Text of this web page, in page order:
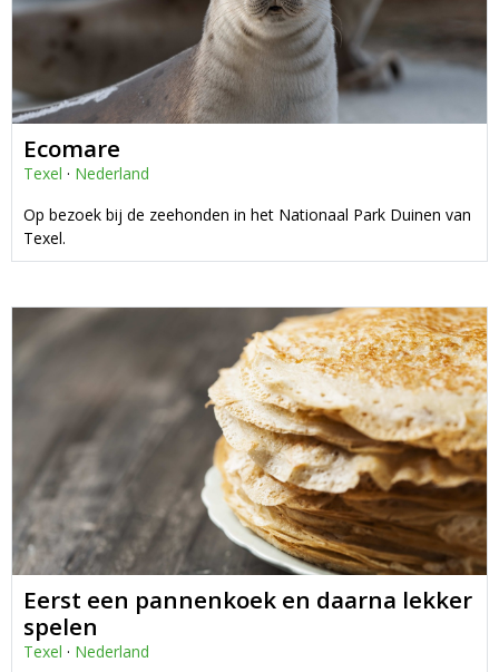
Ecomare
Texel · Nederland
Op bezoek bij de zeehonden in het Nationaal Park Duinen van
Texel.
Eerst een pannenkoek en daarna lekker
spelen
Texel · Nederland